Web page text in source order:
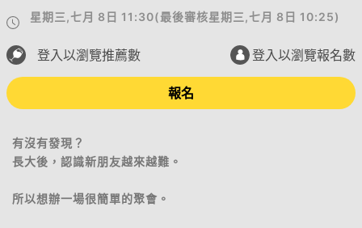
星期三,七月 8日 11:30(最後審核星期三,七月 8日 10:25)
登入以瀏覽推薦數 登入以瀏覽報名數
報名
有沒有發現？
長大後，認識新朋友越來越難。
所以想辦一場很簡單的聚會。